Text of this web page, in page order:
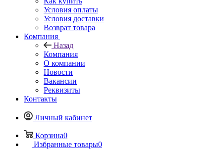
Условия оплаты
Условия доставки
Возврат товара
Компания
Назад
Компания
О компании
Новости
Вакансии
Реквизиты
Контакты
Личный кабинет
Корзина0
Избранные товары0